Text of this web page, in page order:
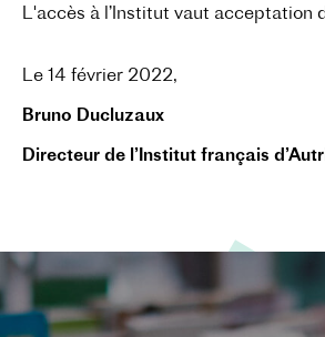
L'accès à l’Institut vaut acceptation
Le 14 février 2022,
Bruno Ducluzaux
Directeur de l’Institut français